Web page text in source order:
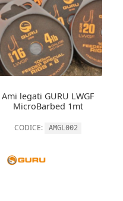
Ami legati GURU LWGF
MicroBarbed 1mt
CODICE: AMGL002